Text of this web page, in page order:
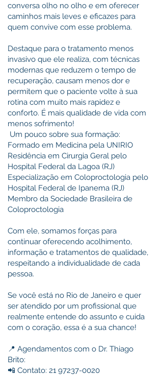
conversa olho no olho e em oferecer
caminhos mais leves e eficazes para
quem convive com esse problema.
Destaque para o tratamento menos
invasivo que ele realiza, com técnicas
modernas que reduzem o tempo de
recuperação, causam menos dor e
permitem que o paciente volte à sua
rotina com muito mais rapidez e
conforto. É mais qualidade de vida com
menos sofrimento!
Um pouco sobre sua formação:
Formado em Medicina pela UNIRIO
Residência em Cirurgia Geral pelo
Hospital Federal da Lagoa (RJ)
Especialização em Coloproctologia pelo
Hospital Federal de Ipanema (RJ)
Membro da Sociedade Brasileira de
Coloproctologia
Com ele, somamos forças para
continuar oferecendo acolhimento,
informação e tratamentos de qualidade,
respeitando a individualidade de cada
pessoa.
Se você está no Rio de Janeiro e quer
ser atendido por um profissional que
realmente entende do assunto e cuida
com o coração, essa é a sua chance!
📍 Agendamentos com o Dr. Thiago
Brito:
📲 Contato: 21 97237-0020